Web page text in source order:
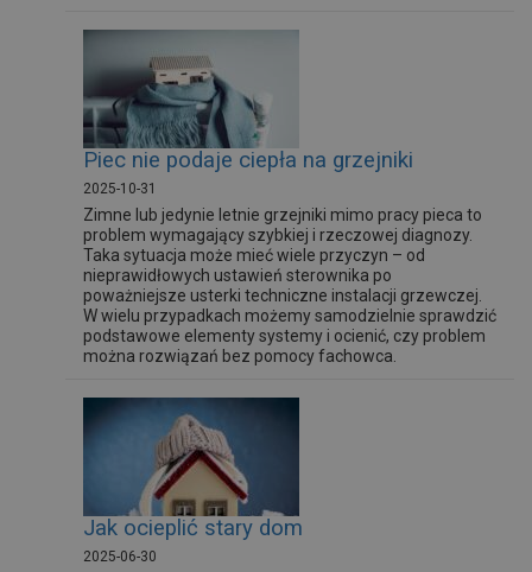
Piec nie podaje ciepła na grzejniki
2025-10-31
Zimne lub jedynie letnie grzejniki mimo pracy pieca to
problem wymagający szybkiej i rzeczowej diagnozy.
Taka sytuacja może mieć wiele przyczyn – od
nieprawidłowych ustawień sterownika po
poważniejsze usterki techniczne instalacji grzewczej.
W wielu przypadkach możemy samodzielnie sprawdzić
podstawowe elementy systemy i ocienić, czy problem
można rozwiązań bez pomocy fachowca.
Jak ocieplić stary dom
2025-06-30